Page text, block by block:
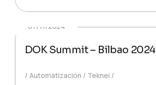
07/11/2024
DOK Summit – Bilbao 2024
Automatización Teknei